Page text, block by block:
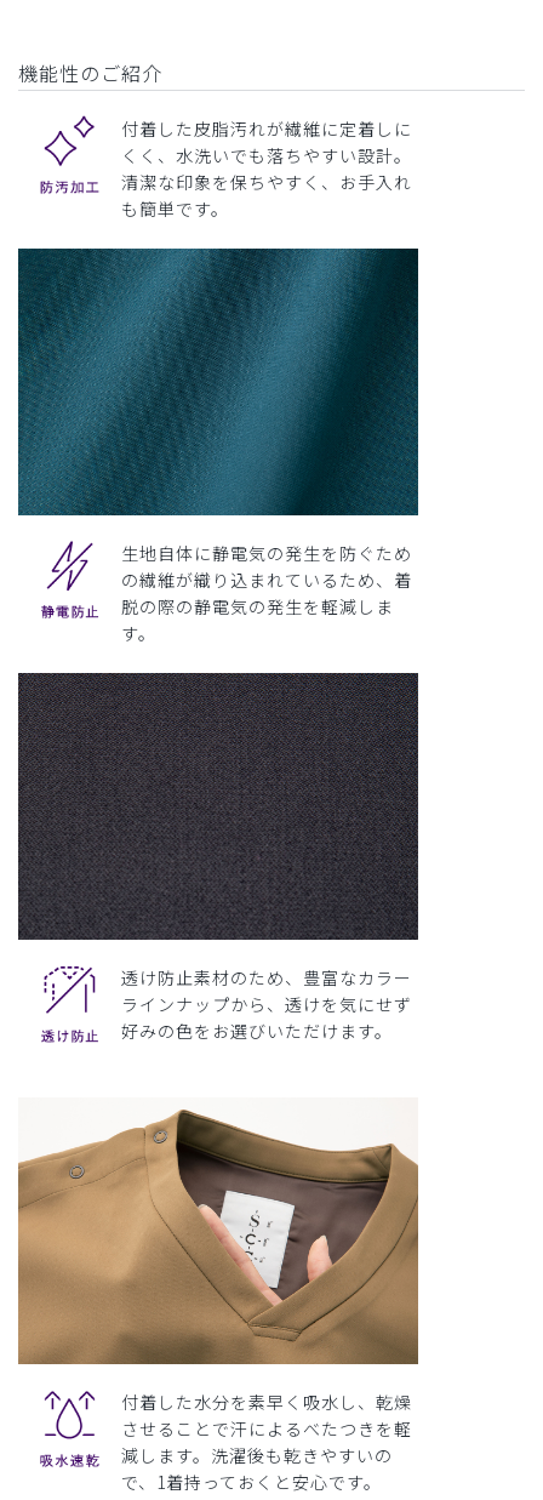
機能性のご紹介
付着した皮脂汚れが繊維に定着しに
くく、水洗いでも落ちやすい設計。
清潔な印象を保ちやすく、お手入れ
も簡単です。
生地自体に静電気の発生を防ぐため
の繊維が織り込まれているため、着
脱の際の静電気の発生を軽減しま
す。
透け防止素材のため、豊富なカラー
ラインナップから、透けを気にせず
好みの色をお選びいただけます。
付着した水分を素早く吸水し、乾燥
させることで汗によるべたつきを軽
減します。洗濯後も乾きやすいの
で、1着持っておくと安心です。